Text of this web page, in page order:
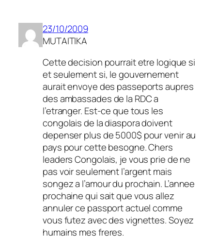
23/10/2009
MUTAITIKA
Cette decision pourrait etre logique si
et seulement si, le gouvernement
aurait envoye des passeports aupres
des ambassades de la RDC a
l’etranger. Est-ce que tous les
congolais de la diaspora doivent
depenser plus de 5000$ pour venir au
pays pour cette besogne. Chers
leaders Congolais, je vous prie de ne
pas voir seulement l’argent mais
songez a l’amour du prochain. L’annee
prochaine qui sait que vous allez
annuler ce passport actuel comme
vous futez avec des vignettes. Soyez
humains mes freres.